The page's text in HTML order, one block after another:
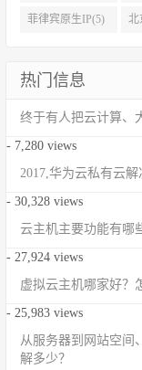
菲律宾原生IP(5) 北
热门信息
终于有人把云计算、
- 7,280 views
2017,华为云私有云解
- 30,328 views
云主机主要功能有哪
- 27,924 views
虚拟云主机哪家好？
- 25,983 views
从服务器到网站空间
解多少？